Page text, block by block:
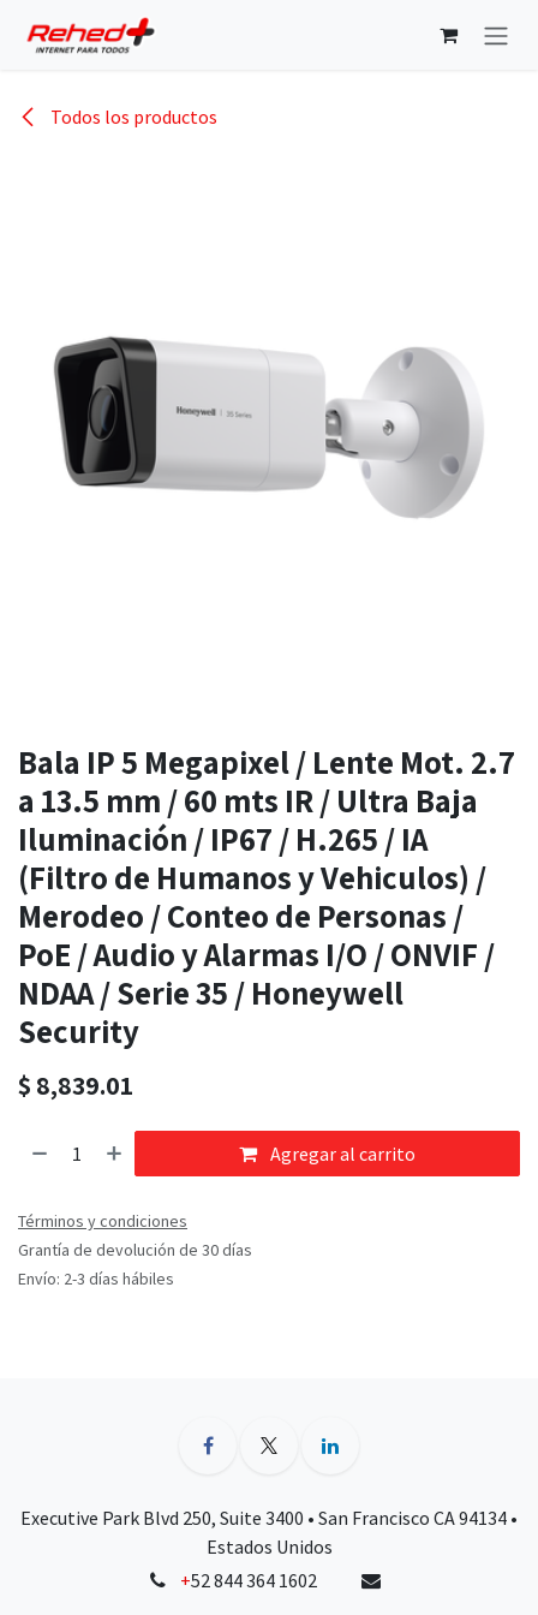
Todos los productos
Bala IP 5 Megapixel / Lente Mot. 2.7
a 13.5 mm / 60 mts IR / Ultra Baja
Iluminación / IP67 / H.265 / IA
(Filtro de Humanos y Vehiculos) /
Merodeo / Conteo de Personas /
PoE / Audio y Alarmas I/O / ONVIF /
NDAA / Serie 35 / Honeywell
Security
$ 8,839.01
Agregar al carrito
Términos y condiciones
Grantía de devolución de 30 días
Envío: 2-3 días hábiles
Executive Park Blvd 250, Suite 3400 • San Francisco CA 94134 •
Estados Unidos
+52 844 364 1602